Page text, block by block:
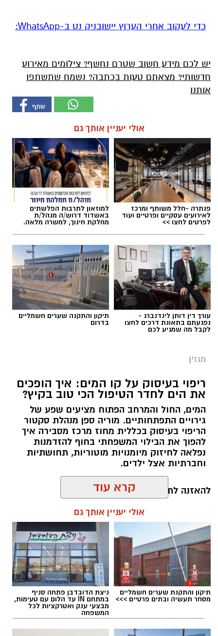
‏כדי לעקוב אחרי הערוץ יישובניק נט ב-WhatsApp:‏‏‏
יש לכם מידע חשוב שטרם נחשף? צילומים מאירוע
חדשותי? מצאתם טעות בכתבה? נשמח שתשתפו
אותנו
אולי יעניין אותך גם
פנתרה -חלל משותף ומרכז
לאירועים עסקיים ופרטיים ועוד
לפרטים לחצו >>
למוזאון לתרבות הפלשתים
באשדוד דרוש/ה מנהל/ת
מחלקת חינוך, למשרה מלאה.
עורך דין דותן לינדנברג -
נפגעתם בתאונת דרכים לחצו
לקבל מה שמגיע לכם
תיקון והתקנה שערים חשמליים
בדרום
מגזין
ריפוי בעיסוק על קו המים: איך הופכים
את הים לחדר הטיפול הכי טוב בקיץ?
המים, החול והמרחב הפתוח מציעים שפע של
גירויים התפתחותיים. מוריה ספן מנהלת סקטור
הריפוי בעיסוק בכללית מחוז מרכז מסבירה איך
להפוך את הבילוי המשפחתי בחוף להזדמנות
נפלאה לחיזוק מיומנויות מוטוריות, תחושתיות
וחברתיות אצל ילדים.
להאזנה לתוכן:
אלדה נתנאל / 10:26 26.07.26
תגים:ריפוי בעיסוק על קו המים
קרא עוד
אולי יעניין אותך גם
תיקון והתקנת שערים חשמליים
מסחר תעשיה ובתים פרטיים >>>
ניצת הדובדבן פתחה סניף
במתחם IN עד הלום עם טעימות,
מבצעי ענק ואטרקציות לכל
המשפחה